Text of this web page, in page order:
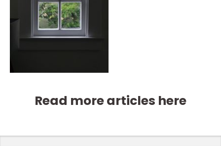
Read more articles here